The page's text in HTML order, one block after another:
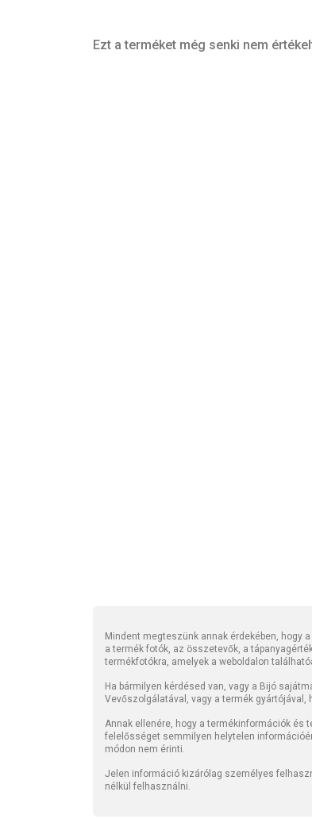
Ezt a terméket még senki nem
Mindent megteszünk annak érdekében, hogy
a termék fotók, az összetevők, a
termékfotókra, amelyek a weboldalon
Ha bármilyen kérdésed van, vagy a Bijó
Vevőszolgálatával, vagy a termék
Annak ellenére, hogy a termékinformációk és
felelősséget semmilyen helytelen
módon nem érinti.
Jelen információ kizárólag személyes
nélkül felhasználni.